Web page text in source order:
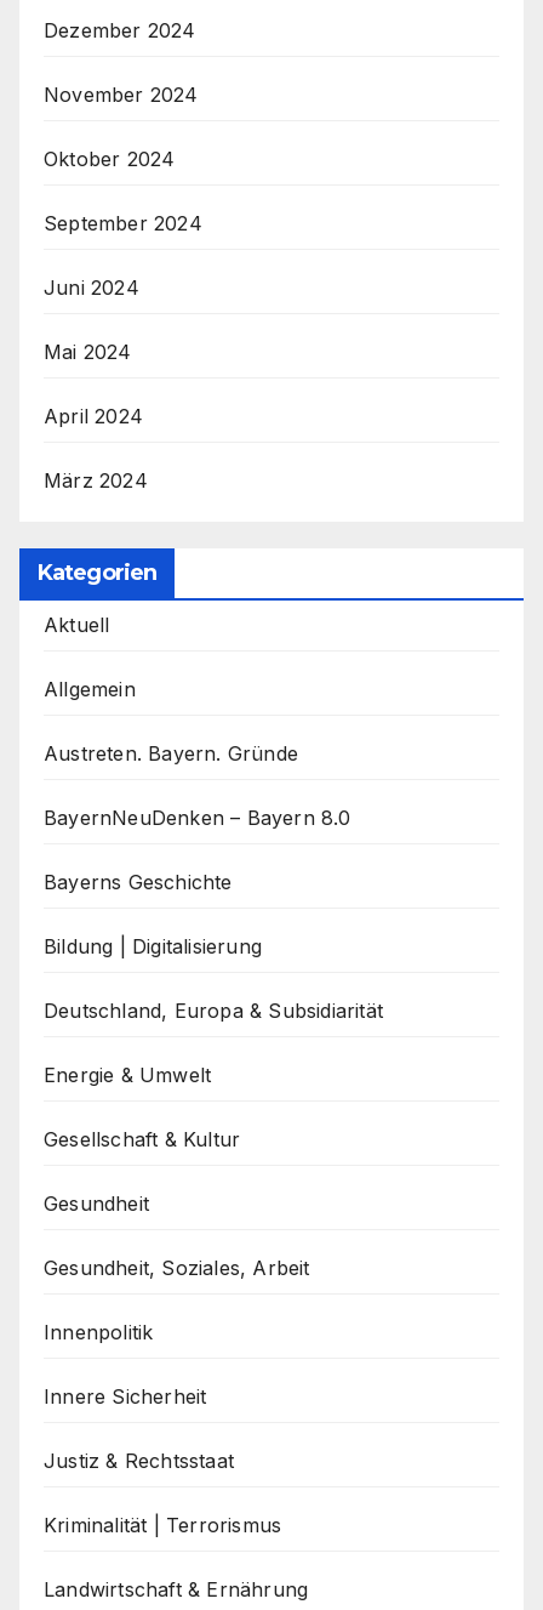
Dezember 2024
November 2024
Oktober 2024
September 2024
Juni 2024
Mai 2024
April 2024
März 2024
Kategorien
Aktuell
Allgemein
Austreten. Bayern. Gründe
BayernNeuDenken – Bayern 8.0
Bayerns Geschichte
Bildung | Digitalisierung
Deutschland, Europa & Subsidiarität
Energie & Umwelt
Gesellschaft & Kultur
Gesundheit
Gesundheit, Soziales, Arbeit
Innenpolitik
Innere Sicherheit
Justiz & Rechtsstaat
Kriminalität | Terrorismus
Landwirtschaft & Ernährung